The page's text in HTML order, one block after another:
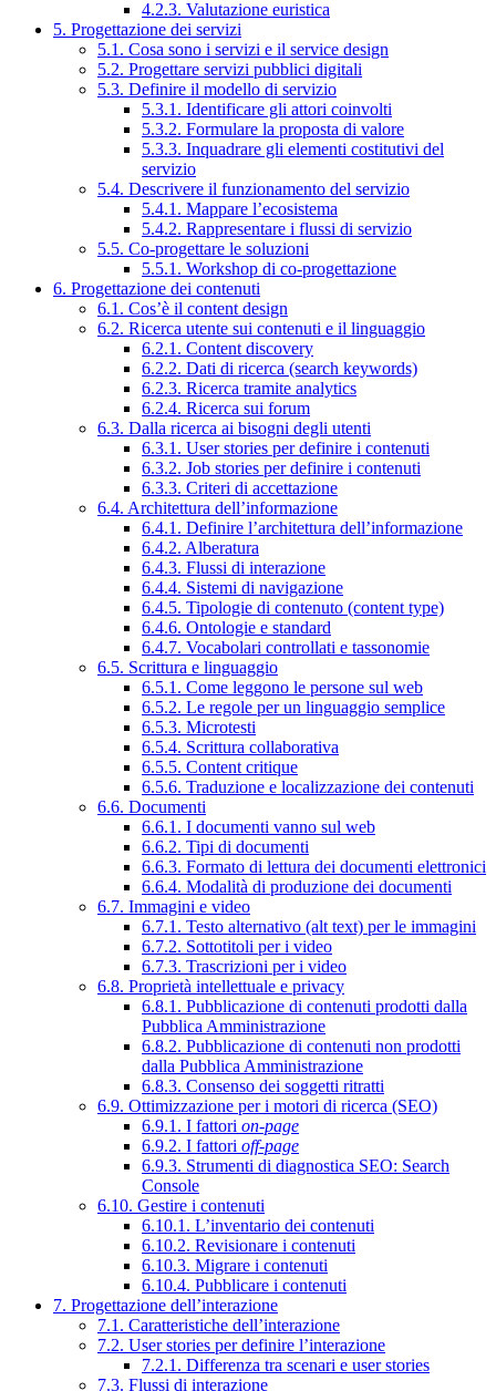
4.2.3. Valutazione euristica
5. Progettazione dei servizi
5.1. Cosa sono i servizi e il service design
5.2. Progettare servizi pubblici digitali
5.3. Definire il modello di servizio
5.3.1. Identificare gli attori coinvolti
5.3.2. Formulare la proposta di valore
5.3.3. Inquadrare gli elementi costitutivi del
servizio
5.4. Descrivere il funzionamento del servizio
5.4.1. Mappare l’ecosistema
5.4.2. Rappresentare i flussi di servizio
5.5. Co-progettare le soluzioni
5.5.1. Workshop di co-progettazione
6. Progettazione dei contenuti
6.1. Cos’è il content design
6.2. Ricerca utente sui contenuti e il linguaggio
6.2.1. Content discovery
6.2.2. Dati di ricerca (search keywords)
6.2.3. Ricerca tramite analytics
6.2.4. Ricerca sui forum
6.3. Dalla ricerca ai bisogni degli utenti
6.3.1. User stories per definire i contenuti
6.3.2. Job stories per definire i contenuti
6.3.3. Criteri di accettazione
6.4. Architettura dell’informazione
6.4.1. Definire l’architettura dell’informazione
6.4.2. Alberatura
6.4.3. Flussi di interazione
6.4.4. Sistemi di navigazione
6.4.5. Tipologie di contenuto (content type)
6.4.6. Ontologie e standard
6.4.7. Vocabolari controllati e tassonomie
6.5. Scrittura e linguaggio
6.5.1. Come leggono le persone sul web
6.5.2. Le regole per un linguaggio semplice
6.5.3. Microtesti
6.5.4. Scrittura collaborativa
6.5.5. Content critique
6.5.6. Traduzione e localizzazione dei contenuti
6.6. Documenti
6.6.1. I documenti vanno sul web
6.6.2. Tipi di documenti
6.6.3. Formato di lettura dei documenti elettronici
6.6.4. Modalità di produzione dei documenti
6.7. Immagini e video
6.7.1. Testo alternativo (alt text) per le immagini
6.7.2. Sottotitoli per i video
6.7.3. Trascrizioni per i video
6.8. Proprietà intellettuale e privacy
6.8.1. Pubblicazione di contenuti prodotti dalla
Pubblica Amministrazione
6.8.2. Pubblicazione di contenuti non prodotti
dalla Pubblica Amministrazione
6.8.3. Consenso dei soggetti ritratti
6.9. Ottimizzazione per i motori di ricerca (SEO)
6.9.1. I fattori on-page
6.9.2. I fattori off-page
6.9.3. Strumenti di diagnostica SEO: Search
Console
6.10. Gestire i contenuti
6.10.1. L’inventario dei contenuti
6.10.2. Revisionare i contenuti
6.10.3. Migrare i contenuti
6.10.4. Pubblicare i contenuti
7. Progettazione dell’interazione
7.1. Caratteristiche dell’interazione
7.2. User stories per definire l’interazione
7.2.1. Differenza tra scenari e user stories
7.3. Flussi di interazione